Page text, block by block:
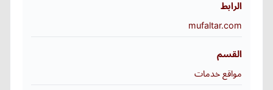
الرابط
mufaltar.com
القسم
مواقع خدمات